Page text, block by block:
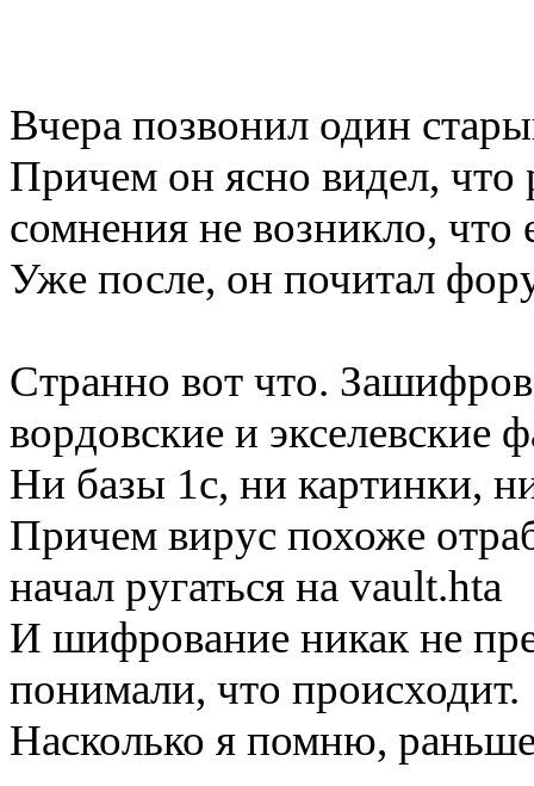
Вчера позвонил один
Причем он ясно видел, что
сомнения не возникло,
Уже после, он почитал
Странно вот что.
вордовские и экселевские
Ни базы 1c, ни картинки,
Причем вирус похоже
начал ругаться на vault.hta
И шифрование никак не
понимали, что происходит.
Насколько я помню,